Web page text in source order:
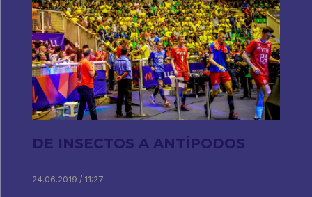
DE INSECTOS A ANTÍPODOS
24.06.2019 / 11:27